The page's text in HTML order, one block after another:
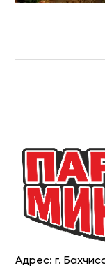
Адрес: г.